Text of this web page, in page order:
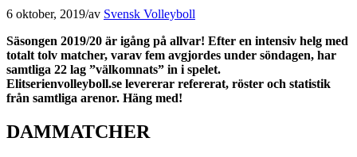
6 oktober, 2019/av Svensk Volleyboll
Säsongen 2019/20 är igång på allvar! Efter en intensiv helg med
totalt tolv matcher, varav fem avgjordes under söndagen, har
samtliga 22 lag ”välkomnats” in i spelet.
Elitserienvolleyboll.se levererar refererat, röster och statistik
från samtliga arenor. Häng med!
DAMMATCHER